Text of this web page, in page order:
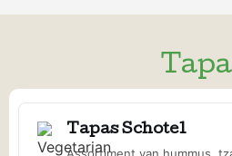
Dolma
Tapas Schotel